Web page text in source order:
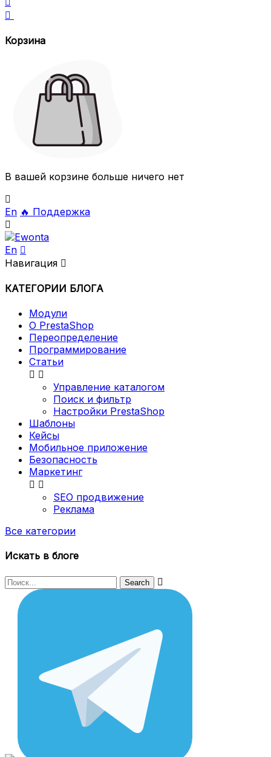

Корзина
В вашей корзине больше ничего нет

En 🔥 Поддержка

En 
Навигация 
КАТЕГОРИИ БЛОГА
Модули
О PrestaShop
Переопределение
Программирование
Статьи
 
Управление каталогом
Поиск и фильтр
Настройки PrestaShop
Шаблоны
Кейсы
Мобильное приложение
Безопасность
Маркетинг
 
SEO продвижение
Реклама
Все категории
Искать в блоге
